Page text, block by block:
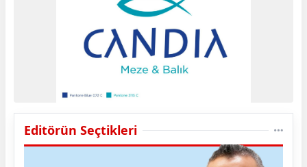
Editörün Seçtikleri